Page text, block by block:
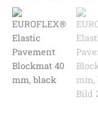
Elastic
Pavement
Blockmat
40
mm,
black
mängd